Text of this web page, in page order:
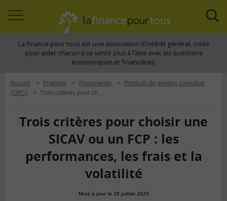
àLa finance pour tous est une association d’intérêt général, créée
pour aider chacun à se sentir plus à l’aise avec les questions
économiques et financières.
Accueil > Pratique > Placements >
Produits de gestion collective
(OPC)
> Trois critères pour choisir une SICAV ou un FCP : les performances, les frais et la volatilité
Trois critères pour choisir une
SICAV ou un FCP : les
performances, les frais et la
volatilité
Mise à jour le 28 juillet 2025